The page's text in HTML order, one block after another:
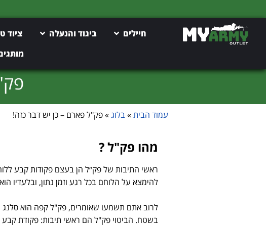
חיילים ביגוד והנעלה ציוד
עמוד הבית»בלוג»פק"ל פארם – כן יש דבר כזה!
מהו פק"ל ?
ראשי התיבות של פק״ל הן בעצם פקודות קבע
להימצא על הלוחם בכל רגע וזמן נתון, ובלעדיו
לרוב אתם תשמעו שאומרים, פק"ל קפה הוא
בשטח. הביטוי פק"ל הם ראשי תיבות: פקודת קבע